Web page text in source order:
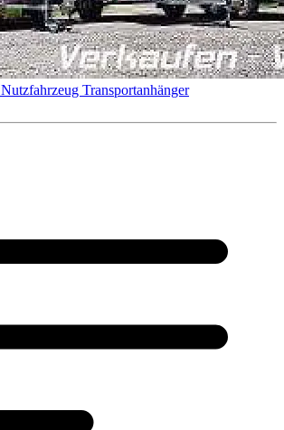
Nutzfahrzeug Transportanhänger